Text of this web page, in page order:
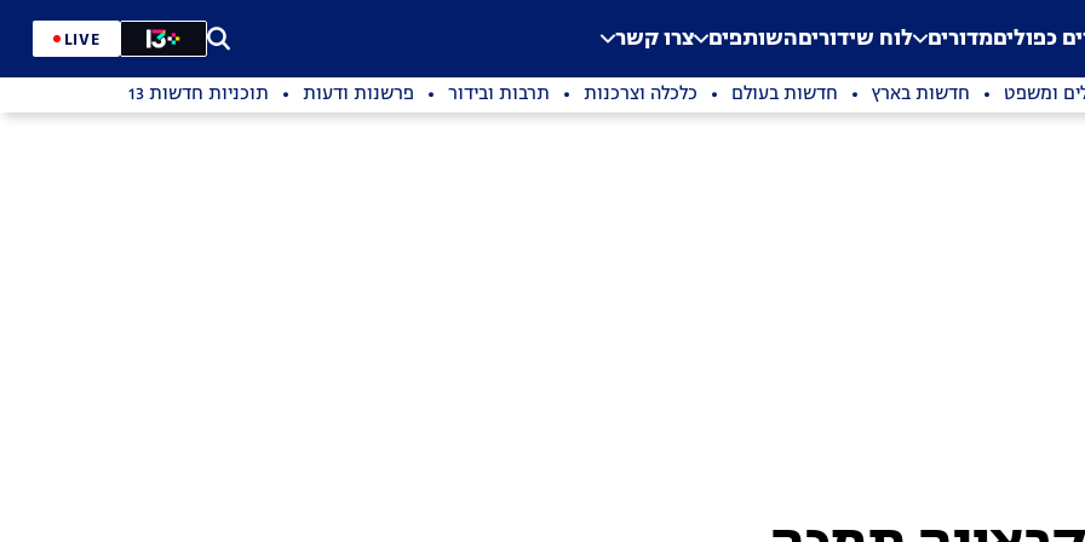
Application error: a
. כפוליםמדורים לוח שידוריםהשותפים צרו קשר LIVE
ומשפט חדשות בארץ חדשות בעולם כלכלה וצרכנות תרבות ובידור פרשנות ודעות תוכניות חדשות 13